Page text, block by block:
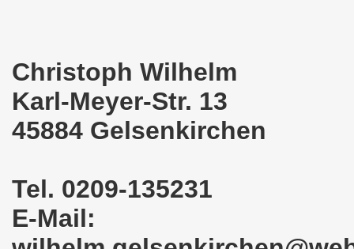
Christoph Wilhelm
Karl-Meyer-Str. 13
45884 Gelsenkirchen
Tel. 0209-135231
E-Mail:
der Befreiung vom Hitler-Faschismus - aktiver
dem Heinrich-König-Platz als Kundgebungsplatz
solidarisch mit den Betroffenen am
am 13.02.2023: Aktiver Widerstand gegen